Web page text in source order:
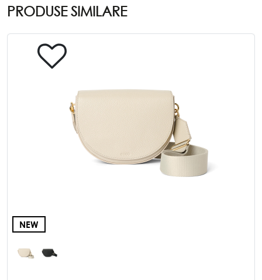
PRODUSE SIMILARE
NEW